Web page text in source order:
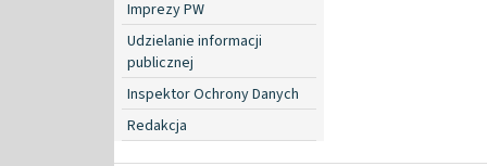
Imprezy PW
Udzielanie informacji
publicznej
Inspektor Ochrony Danych
Redakcja